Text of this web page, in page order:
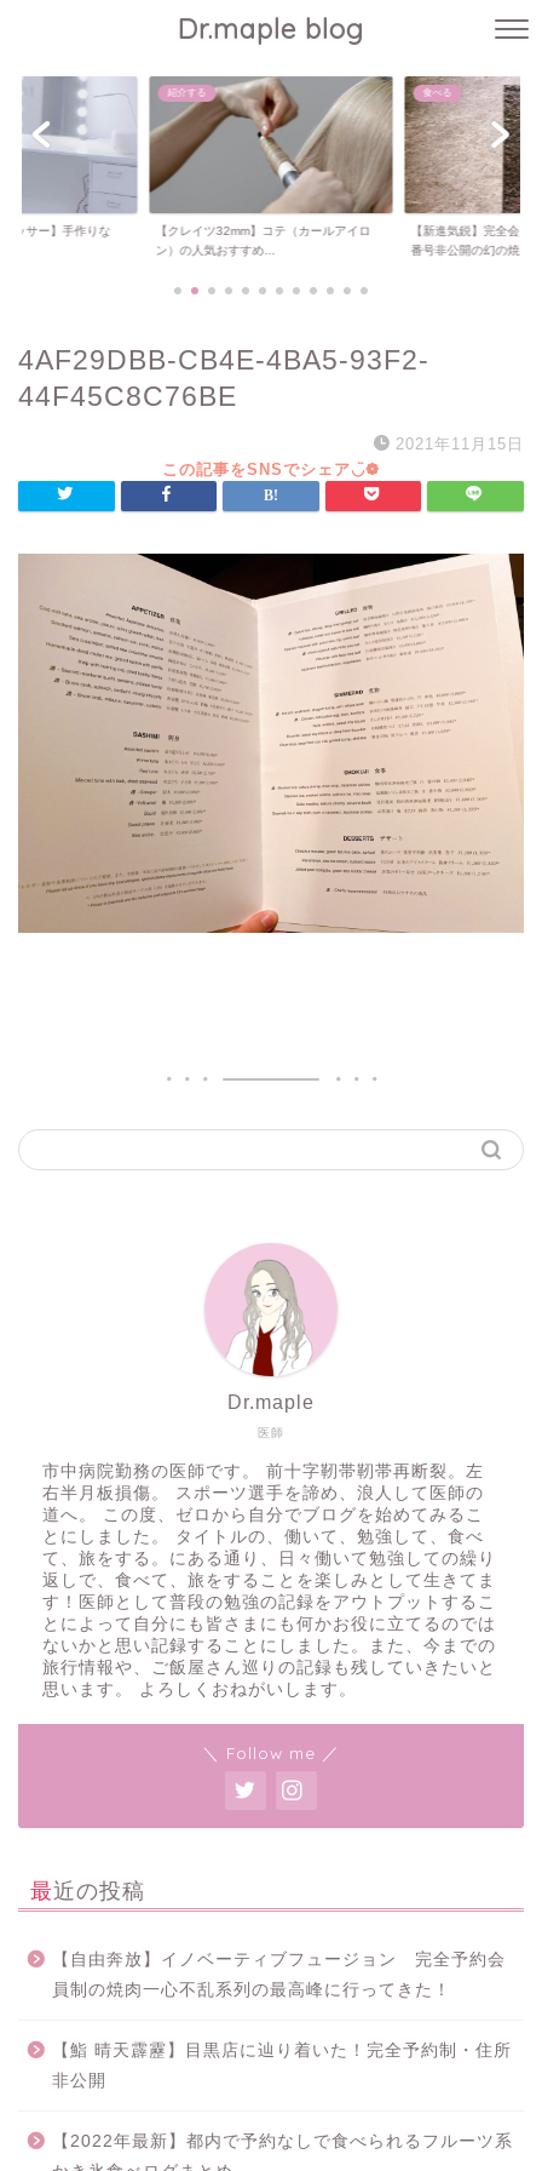
Dr.maple blog
ッサー】手作りな
紹介する
【クレイツ32mm】コテ（カールアイロ
ン）の人気おすすめ...
食べる
【新進気鋭】完全会
番号非公開の幻の焼...
4AF29DBB-CB4E-4BA5-93F2-
44F45C8C76BE
2021年11月15日
医師
Dr.maple
市中病院勤務の医師です。 前十字靭帯靭帯再断裂。左
右半月板損傷。 スポーツ選手を諦め、浪人して医師の
道へ。 この度、ゼロから自分でブログを始めてみるこ
とにしました。 タイトルの、働いて、勉強して、食べ
て、旅をする。にある通り、日々働いて勉強しての繰り
返しで、食べて、旅をすることを楽しみとして生きてま
す！医師として普段の勉強の記録をアウトプットするこ
とによって自分にも皆さまにも何かお役に立てるのでは
ないかと思い記録することにしました。また、今までの
旅行情報や、ご飯屋さん巡りの記録も残していきたいと
思います。 よろしくおねがいします。
＼ Follow me ／
最近の投稿
【自由奔放】イノベーティブフュージョン 完全予約会
員制の焼肉一心不乱系列の最高峰に行ってきた！
【鮨 晴天霹靂】目黒店に辿り着いた！完全予約制・住所
非公開
【2022年最新】都内で予約なしで食べられるフルーツ系